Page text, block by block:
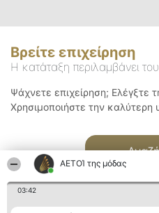
ΑΕΤΟΊ της μόδας
03:42
Βρείτε επιχείρηση
Η κατάταξη περιλαμβάνει
Ψάχνετε επιχείρηση; Ελέγξτε
Χρησιμοποιήστε την καλύτερη